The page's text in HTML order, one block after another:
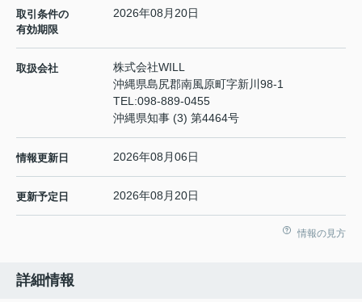
取引条件の
有効期限
2026年08月20日
取扱会社
株式会社WILL
沖縄県島尻郡南風原町字新川98-1
TEL:098-889-0455
沖縄県知事 (3) 第4464号
情報更新日 2026年08月06日
更新予定日 2026年08月20日
情報の見方
詳細情報